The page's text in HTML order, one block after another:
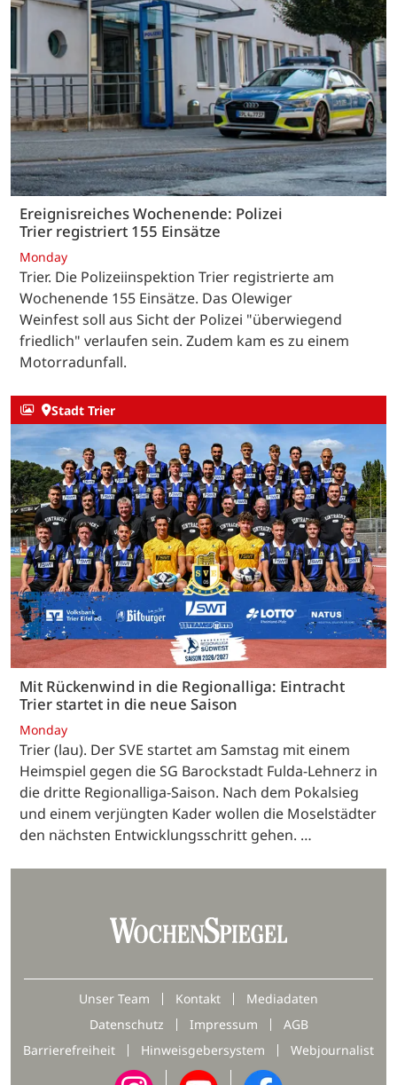
Ereignisreiches Wochenende: Polizei
Trier registriert 155 Einsätze
Monday
Trier. Die Polizeiinspektion Trier registrierte am
Wochenende 155 Einsätze. Das Olewiger
Weinfest soll aus Sicht der Polizei "überwiegend
friedlich" verlaufen sein. Zudem kam es zu einem
Motorradunfall.
Stadt Trier
Mit Rückenwind in die Regionalliga: Eintracht
Trier startet in die neue Saison
Monday
Trier (lau). Der SVE startet am Samstag mit einem
Heimspiel gegen die SG Barockstadt Fulda-Lehnerz in
die dritte Regionalliga-Saison. Nach dem Pokalsieg
und einem verjüngten Kader wollen die Moselstädter
den nächsten Entwicklungsschritt gehen. …
Unser Team Kontakt
Mediadaten
Datenschutz
Impressum
AGB
Barrierefreiheit
Hinweisgebersystem Webjournalist